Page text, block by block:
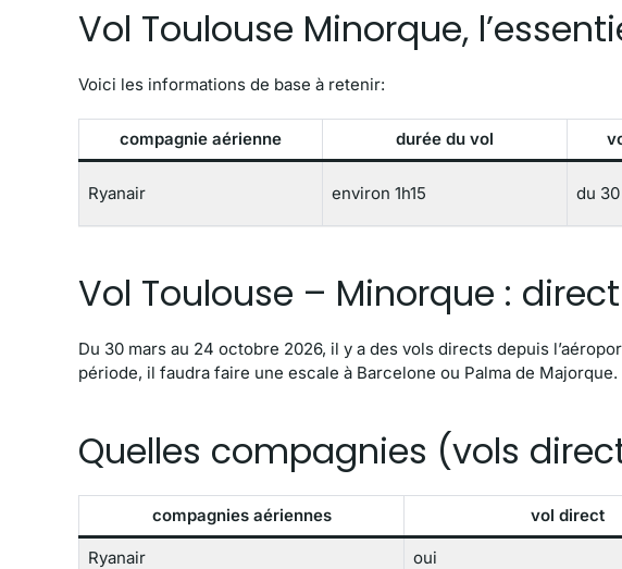
Vol Toulouse Minorque,
Voici les informations de base à retenir:
compagnie aérienne durée du vol
Ryanair environ 1h15 du
Vol Toulouse – Minorque :
Du 30 mars au 24 octobre 2026, il y a des vols directs depuis
période, il faudra faire une escale à Barcelone ou Palma de Majorque.
Quelles compagnies (vols
compagnies aériennes vol direct
Ryanair oui